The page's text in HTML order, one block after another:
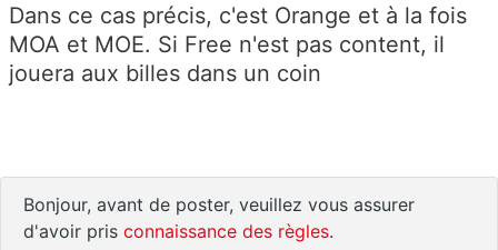
Dans ce cas précis, c'est Orange et à la fois
MOA et MOE. Si Free n'est pas content, il
jouera aux billes dans un coin
Bonjour, avant de poster, veuillez vous assurer
d'avoir pris connaissance des règles.